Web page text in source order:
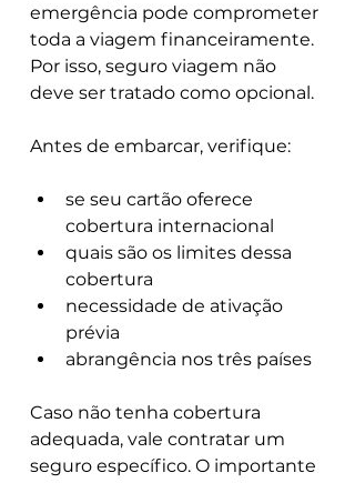
emergência pode comprometer
toda a viagem financeiramente.
Por isso, seguro viagem não
deve ser tratado como opcional.
Antes de embarcar, verifique:
se seu cartão oferece
cobertura internacional
quais são os limites dessa
cobertura
necessidade de ativação
prévia
abrangência nos três países
Caso não tenha cobertura
adequada, vale contratar um
seguro específico. O importante